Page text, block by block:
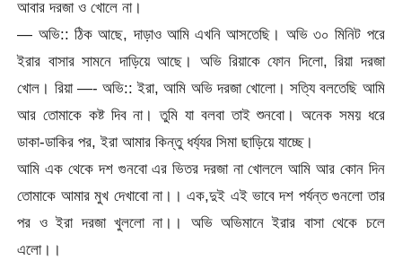
আবার দরজা ও খোলে না।
— অভি:: ঠিক আছে, দাড়াও আমি এখনি আসতেছি। অভি ৩০ মিনিট পরে
ইরার বাসার সামনে দাড়িয়ে আছে। অভি রিয়াকে ফোন দিলো, রিয়া দরজা
খোল। রিয়া —- অভি:: ইরা, আমি অভি দরজা খোলো। সত্যি বলতেছি আমি
আর তোমাকে কষ্ট দিব না। তুমি যা বলবা তাই শুনবো। অনেক সময় ধরে
ডাকা-ডাকির পর, ইরা আমার কিন্তু ধর্য্যর সিমা ছাড়িয়ে যাচ্ছে।
আমি এক থেকে দশ গুনবো এর ভিতর দরজা না খোললে আমি আর কোন দিন
তোমাকে আমার মুখ দেখাবো না।। এক,দুই এই ভাবে দশ পর্যন্ত গুনলো তার
পর ও ইরা দরজা খুললো না।। অভি অভিমানে ইরার বাসা থেকে চলে
এলো।।